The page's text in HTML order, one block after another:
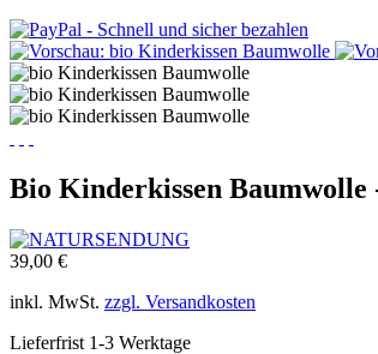
Bio Kinderkissen
39,00 €
inkl. MwSt. zzgl. Versandkosten
Lieferfrist 1-3 Werktage